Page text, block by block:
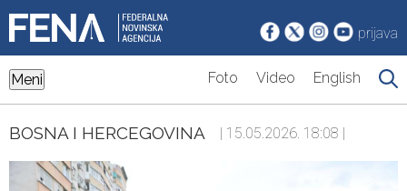
prijava
Meni Foto Video English
BOSNA I HERCEGOVINA | 15.05.2026. 18:08 |